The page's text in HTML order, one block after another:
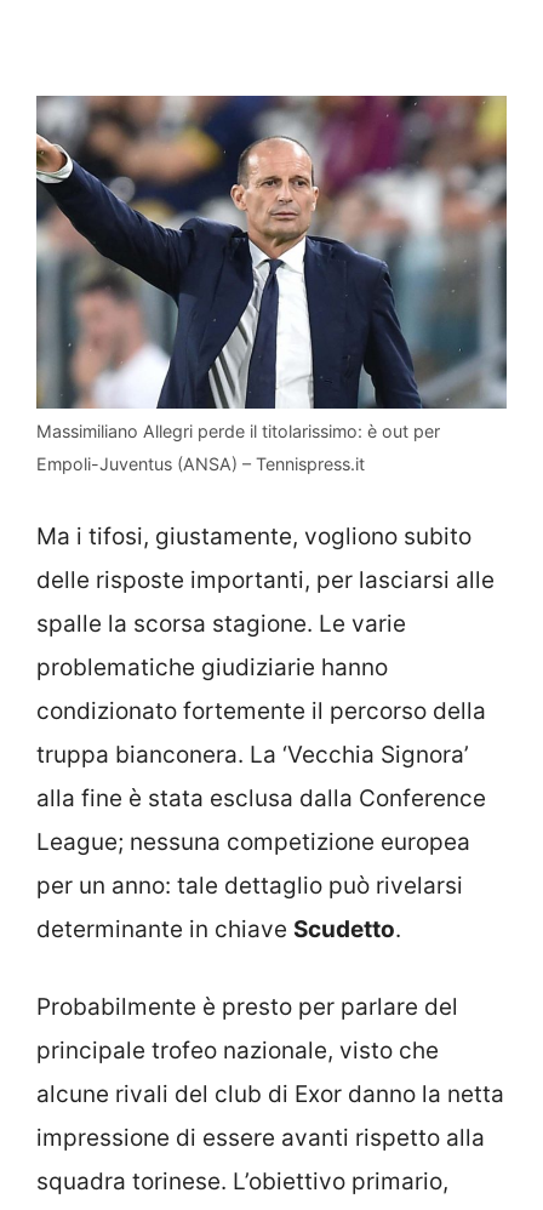
Massimiliano Allegri perde il titolarissimo: è out per
Empoli-Juventus (ANSA) – Tennispress.it
Ma i tifosi, giustamente, vogliono subito
delle risposte importanti, per lasciarsi alle
spalle la scorsa stagione. Le varie
problematiche giudiziarie hanno
condizionato fortemente il percorso della
truppa bianconera. La ‘Vecchia Signora’
alla fine è stata esclusa dalla Conference
League; nessuna competizione europea
per un anno: tale dettaglio può rivelarsi
determinante in chiave Scudetto.
Probabilmente è presto per parlare del
principale trofeo nazionale, visto che
alcune rivali del club di Exor danno la netta
impressione di essere avanti rispetto alla
squadra torinese. L’obiettivo primario,